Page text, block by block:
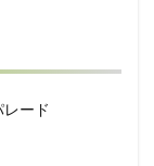
ード